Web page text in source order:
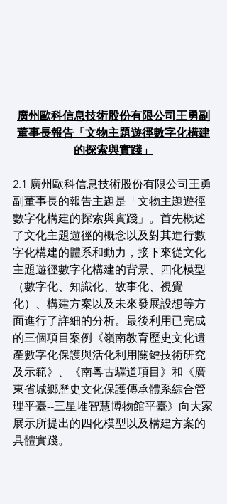
廣州歐科信息技術股份有限公司王勇副
董事長報告「文物主題遊徑數字化構建
的探索與實踐」
2.1 廣州歐科信息技術股份有限公司王勇
副董事長的報告主題是「文物主題遊徑
數字化構建的探索與實踐」。首先概述
了文化主題遊徑的概念以及對其進行數
字化構建的體系和動力，接下來從文化
主題遊徑數字化構建的背景、四化模型
（數字化、知識化、故事化、視覺
化）、構建方案以及未來發展設想等方
面進行了詳細的分析。最後利用已完成
的三個項目案例《嶺南教育歷史文化遺
產數字化保護與活化利用關鍵技術研究
及示範》、《南粵古驛道項目》和《廣
東省城鄉歷史文化保護傳承體系綜合管
理平臺--三星堆智慧博物館平臺》向大家
展示所提出的四化模型以及構建方案的
具體實踐。